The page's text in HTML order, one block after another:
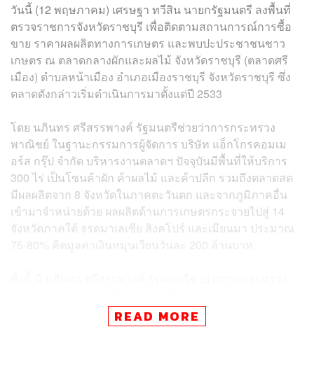
วันนี้ (12 พฤษภาคม) เศรษฐา ทวีสิน นายกรัฐมนตรี ลงพื้นที่
ตรวจราชการจังหวัดราชบุรี เพื่อติดตามสถานการณ์การซื้อ
ขาย ราคาผลผลิตทางการเกษตร และพบปะประชาชนชาว
เกษตร ณ ตลาดกลางผักและผลไม้ จังหวัดราชบุรี (ตลาดศรี
เมือง) ตำบลหน้าเมือง อำเภอเมืองราชบุรี จังหวัดราชบุรี ซึ่ง
ตลาดดังกล่าวเริ่มดำเนินการมาตั้งแต่ปี 2533
โดย นภินทร ศรีสรรพางค์ รัฐมนตรีช่วยว่าการกระทรวง
พาณิชย์ ในฐานะกรรมการผู้จัดการ บริษัท แอ็กโกรคอมเม
อร์ส กรุ๊ป จำกัด บริหารงานตลาดฯ ปัจจุบันมีพื้นที่ให้บริการ
300 ไร่ เป็นโซนค้าผัก ค้าผลไม้ และค้าปลีก รวมถึงตลาดสด
มีผลผลิตจาก 8 จังหวัดในภาคตะวันตก และจากภูมิภาคอื่น
เข้ามาจำหน่ายด้วย ผลผลิตด้านการเกษตรกระจายไปสู่ 14
จังหวัดภาคใต้ จรดมาเลเซีย สิงคโปร์ และเมียนมา ประมาณ
75-80% คิดมูลค่าเงินหมุนเวียนวันละ 200 ล้านบาท
คมนาคม, จุลพันธ์ อมรวิวัฒน์ รัฐมนตรีช่วยว่าการกระทรวง
การคลัง, สรอรรถ กลิ่นประทุม ประธานคณะที่ปรึกษารอง
READ MORE